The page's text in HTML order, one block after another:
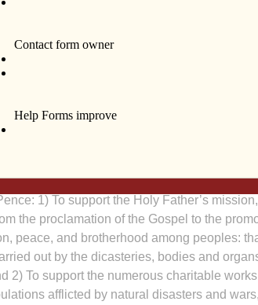
in May 2025, Pope Leo XIV has called
one another within the Church and to share
world. Throughout history, Catholics have
the world by proclaiming the Gospel and
to the poor and vulnerable.
our unity with the pope by giving to the
to proclaim Christ’s message of unity
Father are “concrete signs of hope” to
1) To support the Holy Father’s
the proclamation of the Gospel to the
peace, and brotherhood among peoples:
out by the dicasteries, bodies and
2) To support the numerous charitable
afflicted by natural disasters and